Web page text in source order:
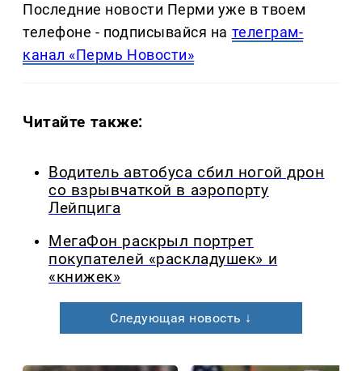
Последние новости Перми уже в твоем
телефоне - подписывайся на телеграм-
канал «Пермь Новости»
Читайте также:
Водитель автобуса сбил ногой дрон
со взрывчаткой в аэропорту
Лейпцига
МегаФон раскрыл портрет
покупателей «раскладушек» и
«книжек»
Следующая новость ↓